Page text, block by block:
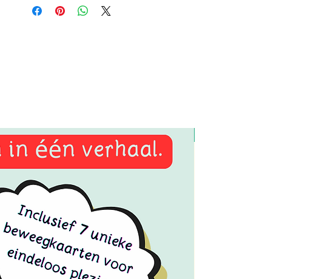
mee op reis naar onbekende planeten,
bewegingsoefeningen die aansluiten
bij het ruimteverhaal. Laat de kinderen
zich bewegen alsof ze in de ruimte
snelle meteorieten ontwijken! De
kaarten zijn speciaal ontworpen om
kinderen op een speelse manier in
beweging te brengen.
Waarom je dit product zult waarderen:
Leuk en Leerzaam : Het verhaal en de
oefeningen stimuleren de motorische